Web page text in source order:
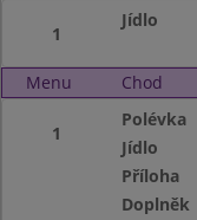
1
Jídlo
Menu Chod
1
Polévka
Jídlo
Příloha
Doplněk